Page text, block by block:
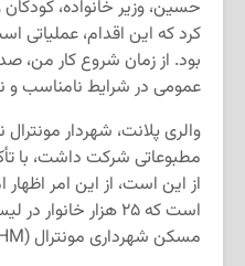
حسین، وزیر خانواده،
کرد که این اقدام، عملیاتی
بود. از زمان شروع کار من،
عمومی در شرایط نامناسب و
والری پلانت، شهردار
مطبوعاتی شرکت داشت، با
از این است، از این امر اظهار
است که ۲۵ هزار
مسکن شهرداری مونترال (OMHM) قرار داشتند.